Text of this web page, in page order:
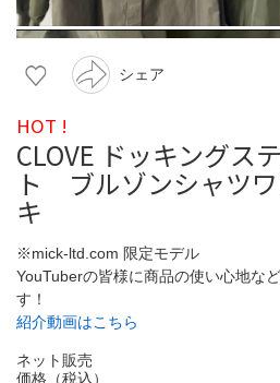
シェア
HOT !
CLOVE ドッキングス
ト ブルゾンシャツ
キ
※mick-ltd.com 限定モデル
YouTuberの皆様に商品の使い心地な
す！
紹介動画はこちら
ネット販売
価格（税込）